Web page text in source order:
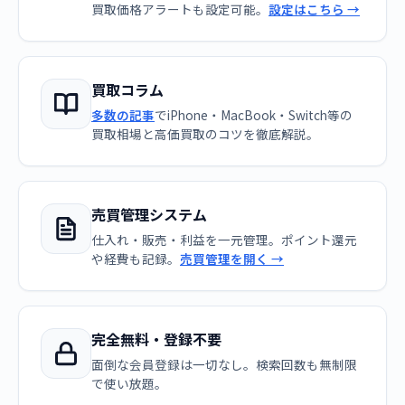
買取価格アラートも設定可能。 設定はこちら →
買取コラム
多数の記事でiPhone・MacBook・Switch等の
買取相場と高価買取のコツを徹底解説。
売買管理システム
仕入れ・販売・利益を一元管理。ポイント還元
や経費も記録。 売買管理を開く →
完全無料・登録不要
面倒な会員登録は一切なし。検索回数も無制限
で使い放題。